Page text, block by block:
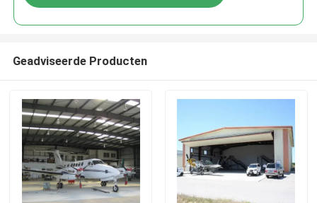
Huis
Geadviseerde Producten